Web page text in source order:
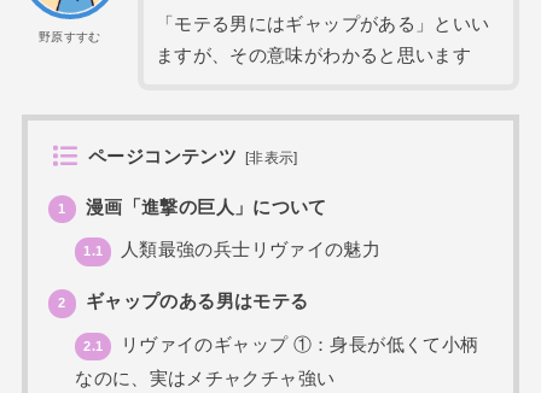
野原すすむ
「モテる男にはギャップがある」といい
ますが、その意味がわかると思います
ページコンテンツ [非表示]
1 漫画「進撃の巨人」について
1.1 人類最強の兵士リヴァイの魅力
2 ギャップのある男はモテる
2.1
リヴァイのギャップ ①：身長が低くて小柄
なのに、実はメチャクチャ強い